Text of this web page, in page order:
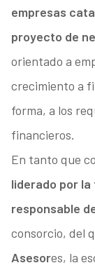
empresas
proyecto de
orientado a
crecimiento a
forma, a los
financieros.
En tanto que
liderado por la
responsable
consorcio, del
Asesores, la